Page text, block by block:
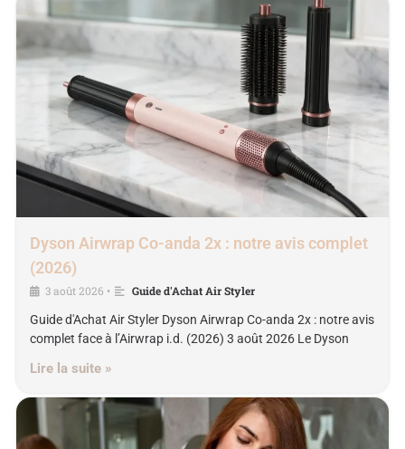
Dyson Airwrap Co-anda 2x : notre avis complet
(2026)
3 août 2026 •
Guide d'Achat Air Styler
Guide d'Achat Air Styler Dyson Airwrap Co-anda 2x : notre avis
complet face à l’Airwrap i.d. (2026) 3 août 2026 Le Dyson
Lire la suite »